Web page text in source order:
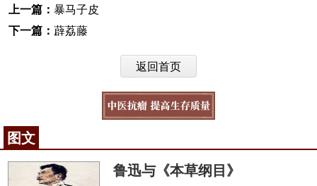
江省中药材标准2001年》）
【性味归经】苦，寒。归胃、大肠经。（《黑龙
江省中药材标准2001年》）
省中药材标准2001年》）
【药材主治】用于热毒泻痢，阴痒带下，痔疮出
血，阿米巴痢。（《黑龙江省中药材标准2001年》）
【用法用量】9-15g。（《黑龙江省中药材标准
上一篇： 暴马子皮
下一篇： 薜荔藤
返回首页
图文
鲁迅与《本草纲目》